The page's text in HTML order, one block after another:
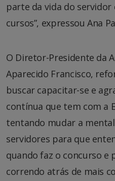
parte da vida do servidor
cursos”, expressou Ana
O Diretor-Presidente da
Aparecido Francisco,
buscar capacitar-se e
contínua que tem com a
tentando mudar a
servidores para que
quando faz o concurso e
correndo atrás de mais